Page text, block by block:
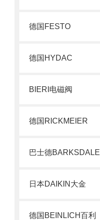
德国FESTO
德国HYDAC
BIERI电磁阀
德国RICKMEIER
巴士德BARKSDALE
日本DAIKIN大金
德国BEINLICH百利